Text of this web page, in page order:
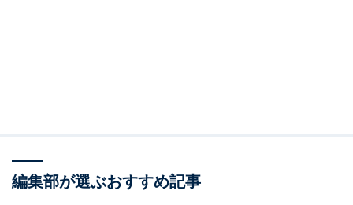
編集部が選ぶおすすめ記事